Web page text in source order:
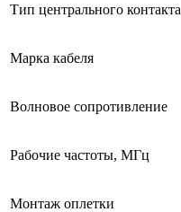
Тип центрального контакта
Марка кабеля
Волновое сопротивление
Рабочие частоты, МГц
Монтаж оплетки